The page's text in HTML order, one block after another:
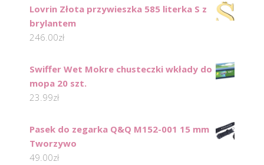
Lovrin Złota przywieszka 585 literka S z
brylantem
246.00zł
Swiffer Wet Mokre chusteczki wkłady do
mopa 20 szt.
23.99zł
Pasek do zegarka Q&Q M152-001 15 mm
Tworzywo
49.00zł